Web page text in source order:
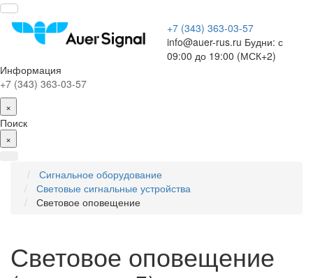
+7 (343) 363-03-57
info@auer-rus.ru Будни: с
09:00 до 19:00 (МСК+2)
Информация
+7 (343) 363-03-57
×
Поиск
×
Сигнальное оборудование
Световые сигнальные устройства
Световое оповещение
Световое оповещение